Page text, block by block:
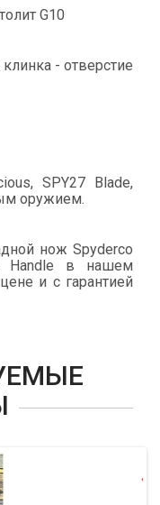
G10
- отверстие
SPY27 Blade,
оружием.
нож Spyderco
Handle в нашем
и с гарантией